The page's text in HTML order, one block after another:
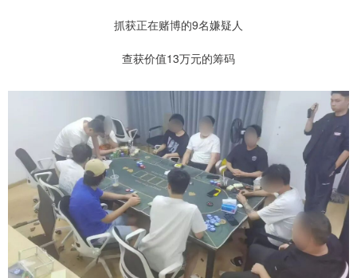
抓获正在赌博的9名嫌疑人
查获价值13万元的筹码